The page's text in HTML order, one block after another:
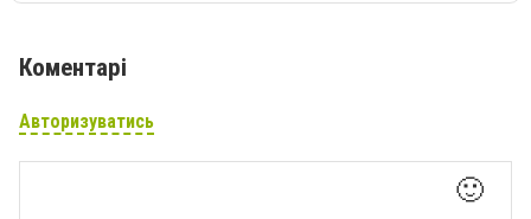
Коментарі
Авторизуватись
🙂